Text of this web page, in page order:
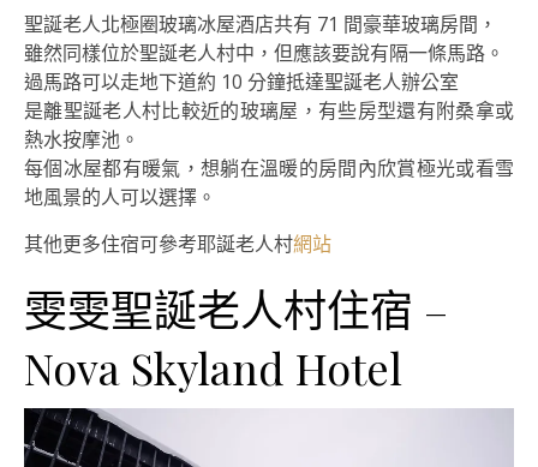
聖誕老人北極圈玻璃冰屋酒店共有 71 間豪華玻璃房間，
雖然同樣位於聖誕老人村中，但應該要說有隔一條馬路。
過馬路可以走地下道約 10 分鐘抵達聖誕老人辦公室
是離聖誕老人村比較近的玻璃屋，有些房型還有附桑拿或
熱水按摩池。
每個冰屋都有暖氣，想躺在溫暖的房間內欣賞極光或看雪
地風景的人可以選擇。
其他更多住宿可參考耶誕老人村網站
雯雯聖誕老人村住宿 –
Nova Skyland Hotel